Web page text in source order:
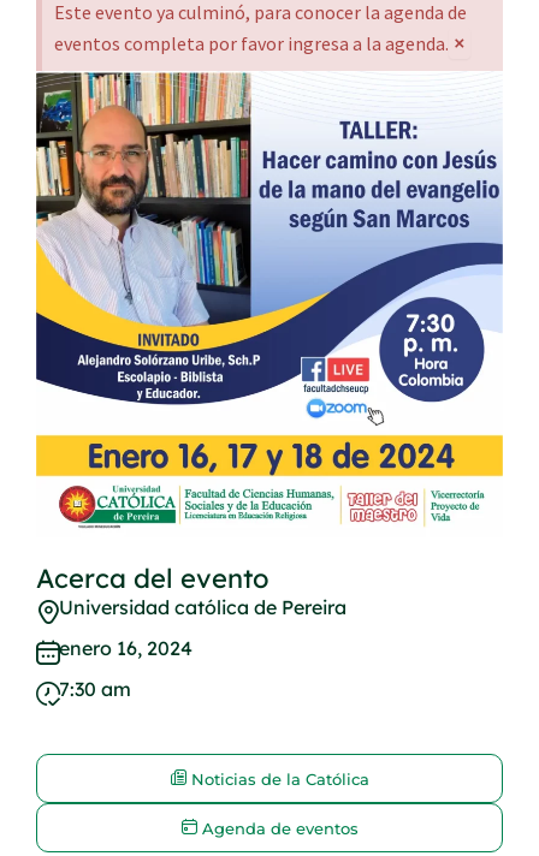
Este evento ya culminó, para conocer la agenda de
eventos completa por favor ingresa a la agenda. ×
Acerca del evento
Universidad católica de Pereira
enero 16, 2024
7:30 am
Noticias de la Católica
Agenda de eventos